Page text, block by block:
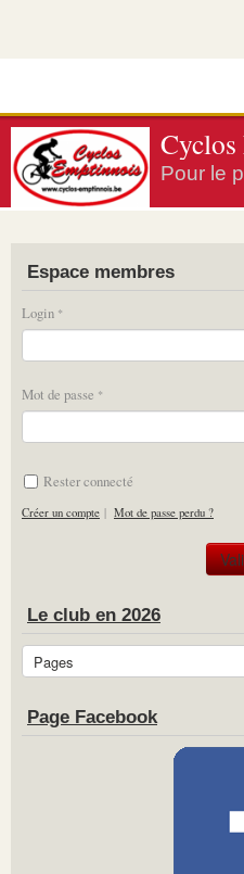
Pour le
Espace membres
Login
Mot de passe
Rester connecté
Créer un compte | Mot de passe perdu ?
Le club en 2026
Page Facebook